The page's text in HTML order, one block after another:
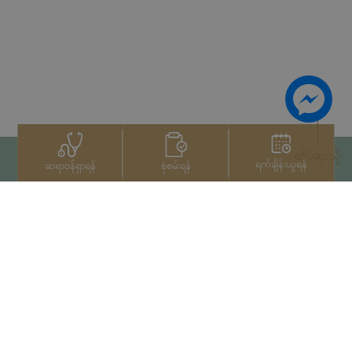
ဆရာဝန်ရှာရန် စုံစမ်းရန် ရက်ချိန်းယူရန်ထိပ်ဆုံးသို့